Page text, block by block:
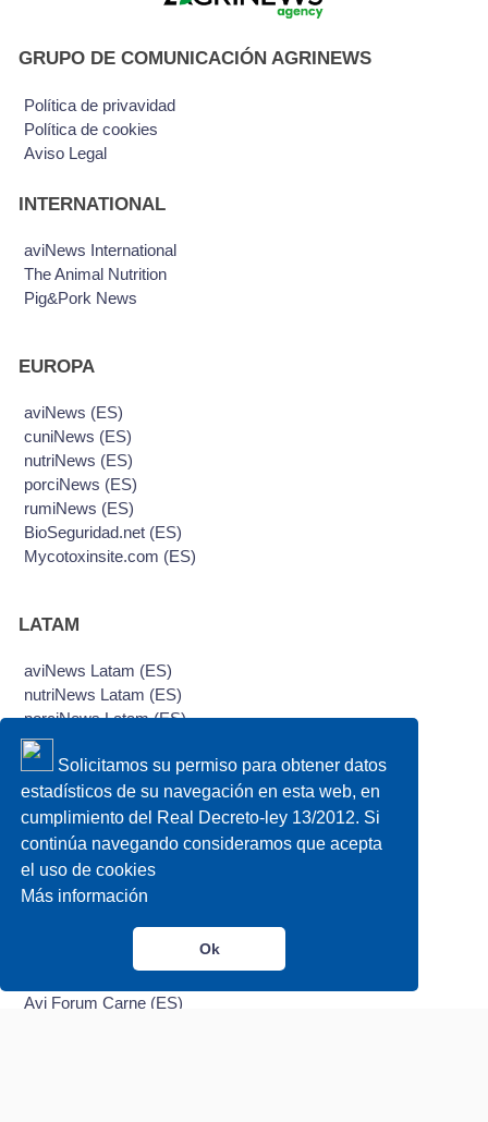
Solicitamos su permiso para obtener datos
estadísticos de su navegación en esta web, en
cumplimiento del Real Decreto-ley 13/2012. Si
continúa navegando consideramos que acepta
el uso de cookies
Más información
Ok
GRUPO DE COMUNICACIÓN AGRINEWS
Política de privavidad
Política de cookies
Aviso Legal
INTERNATIONAL
aviNews International
The Animal Nutrition
Pig&Pork News
EUROPA
aviNews (ES)
cuniNews (ES)
nutriNews (ES)
porciNews (ES)
rumiNews (ES)
BioSeguridad.net (ES)
Mycotoxinsite.com (ES)
LATAM
aviNews Latam (ES)
nutriNews Latam (ES)
porciNews Latam (ES)
BRAZIL
aviNews Brasil (PT)
nutriNews Brasil (PT)
Suino Brasil (PT)
Avi Forum Carne (ES)